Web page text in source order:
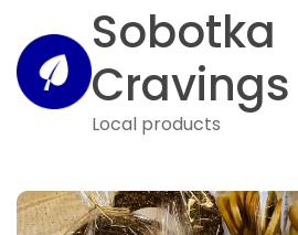
Sobotka
Cravings
Local products